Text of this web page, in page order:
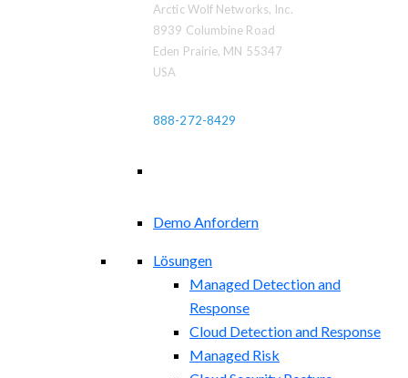
Arctic Wolf Networks, Inc.
8939 Columbine Road
Eden Prairie, MN 55347
USA
888-272-8429
Demo Anfordern
Lösungen
Managed Detection and
Response
Cloud Detection and Response
Managed Risk